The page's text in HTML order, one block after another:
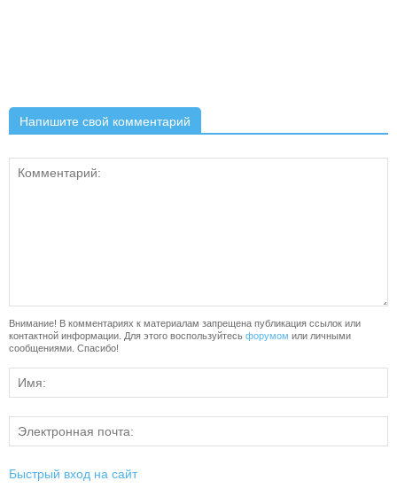
Напишите свой комментарий
Внимание! В комментариях к материалам запрещена публикация ссылок или
контактной информации. Для этого воспользуйтесь форумом или личными
сообщениями. Спасибо!
Быстрый вход на сайт